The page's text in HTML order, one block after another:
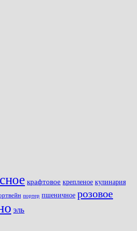
крафтовое крепленое кулинария
портер пшеничное розовое
эль